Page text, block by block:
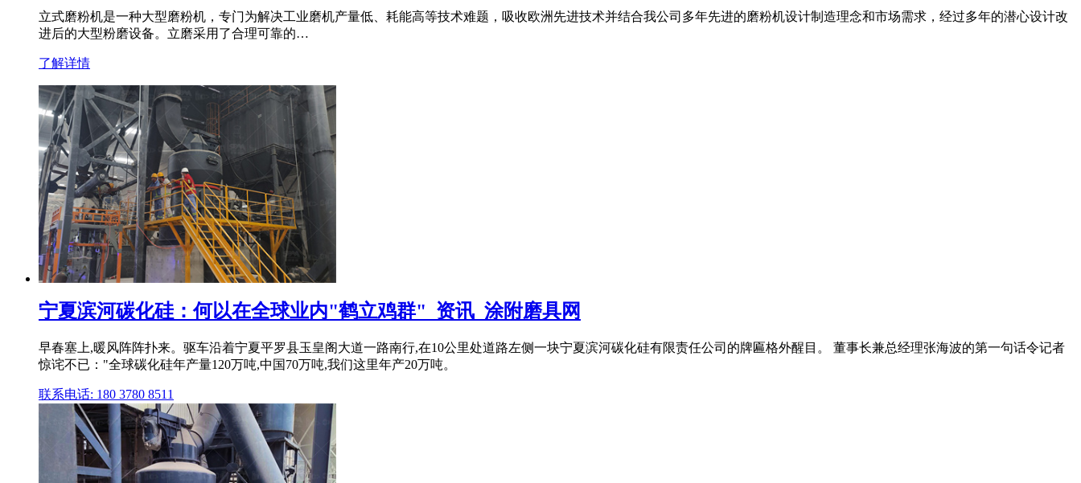
立式磨粉机是一种大型磨粉机，专门为解决工业磨机产量低、耗能高等技术难题，吸收欧洲先进技术并结合我公司多年先进的磨粉机设计制造理念和市场需求，经过多年的潜心设计改
进后的大型粉磨设备。立磨采用了合理可靠的…
了解详情
宁夏滨河碳化硅：何以在全球业内"鹤立鸡群"_资讯_涂附磨具网
早春塞上,暖风阵阵扑来。驱车沿着宁夏平罗县玉皇阁大道一路南行,在10公里处道路左侧一块宁夏滨河碳化硅有限责任公司的牌匾格外醒目。 董事长兼总经理张海波的第一句话令记者
惊诧不已："全球碳化硅年产量120万吨,中国70万吨,我们这里年产20万吨。
联系电话: 180 3780 8511